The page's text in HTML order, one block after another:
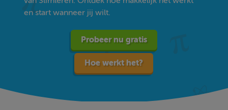
en start wanneer jij wilt.
Probeer nu gratis
Hoe werkt het?